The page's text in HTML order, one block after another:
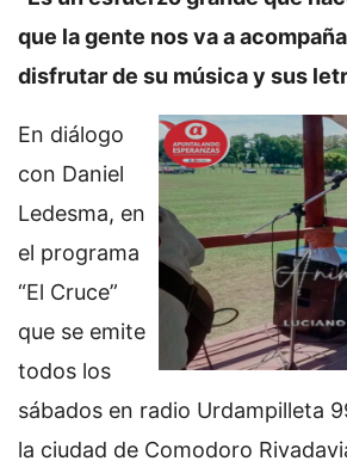
que la gente nos va a
disfrutar de su música y sus
En diálogo
con Daniel
Ledesma, en
el programa
“El Cruce”
que se emite
todos los
sábados en radio Urdampilleta
la ciudad de Comodoro